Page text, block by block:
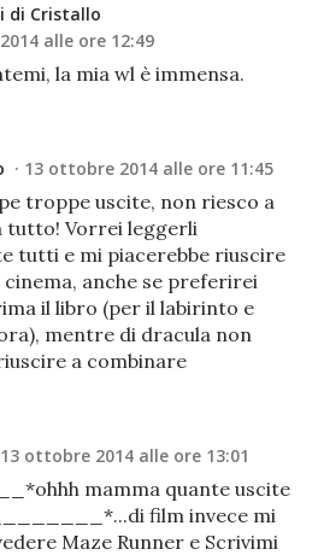
di Cristallo
alle ore 12:49
la mia wl è immensa.
13 ottobre 2014 alle ore 11:45
troppe uscite, non riesco a
tutto! Vorrei leggerli
tutti e mi piacerebbe riuscire
cinema, anche se preferirei
il libro (per il labirinto e
mentre di dracula non
a combinare
13 ottobre 2014 alle ore 13:01
mamma quante uscite
film invece mi
Maze Runner e Scrivimi